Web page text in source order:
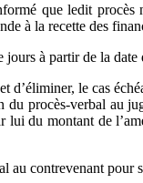
que ledit
à la recette des
à partir de la
d’éliminer, le cas
du procès-verbal au
du montant de
contrevenant pour